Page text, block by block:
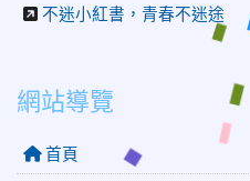
不迷小紅書，青春不迷途
網站導覽
首頁